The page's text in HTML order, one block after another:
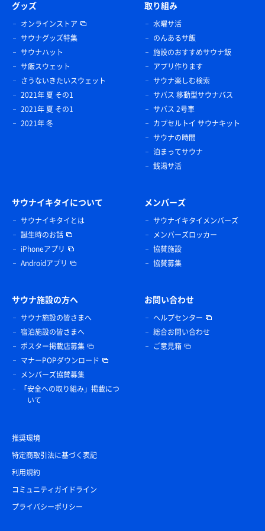
グッズ
オンラインストア
サウナグッズ特集
サウナハット
サ飯スウェット
さうないきたいスウェット
2021年 夏 その1
2021年 夏 その1
2021年 冬
取り組み
水曜サ活
のんあるサ飯
施設のおすすめサウナ飯
アプリ作ります
サウナ楽しむ検索
サバス 移動型サウナバス
サバス 2号車
カプセルトイ サウナキット
サウナの時間
泊まってサウナ
銭湯サ活
サウナイキタイについて
サウナイキタイとは
誕生時のお話
iPhoneアプリ
Androidアプリ
メンバーズ
サウナイキタイメンバーズ
メンバーズロッカー
協賛施設
協賛募集
サウナ施設の方へ
サウナ施設の皆さまへ
宿泊施設の皆さまへ
ポスター掲載店募集
マナーPOPダウンロード
メンバーズ協賛募集
「安全への取り組み」掲載につ
いて
お問い合わせ
ヘルプセンター
総合お問い合わせ
ご意見箱
推奨環境
特定商取引法に基づく表記
利用規約
コミュニティガイドライン
プライバシーポリシー